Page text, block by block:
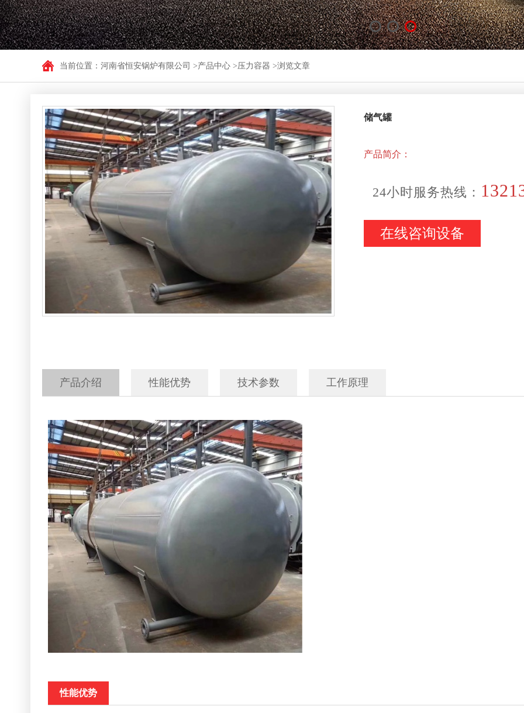
CLHS型立式燃油燃气
WNS系列卧式燃油（气
CWNS系列燃油（气）卧
蒸汽发生器
生物质发生器
立式燃气蒸汽发生器
电加热蒸汽发生器
500公斤生物质蒸汽发
电磁蒸汽发生器
生物质蒸汽发生器
燃油汽蒸汽发生器
无烟浴暖锅炉
压力容器
分气缸
储气罐
木材防腐罐
压力容器
当前位置： 河南省恒安锅炉有限公司 >产品中心 >压力容器 >浏览文章
储气罐
产品简介：
24小时服务热线：
在线咨询设备
产品介绍 性能优势 技术参数 工作原理
性能优势